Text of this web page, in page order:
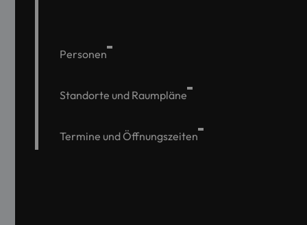
Personen
Standorte und Raumpläne
Termine und Öffnungszeiten